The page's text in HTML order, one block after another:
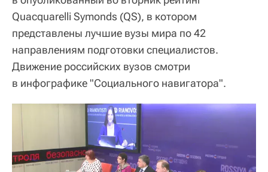
Quacquarelli Symonds (QS), в котором
представлены лучшие вузы мира по 42
направлениям подготовки специалистов.
Движение российских вузов смотри
в инфографике "Социального навигатора".